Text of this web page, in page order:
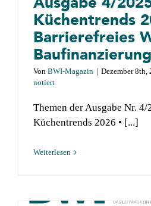
Küchentrends
Barrierefreies
Von BWI-Magazin | Dezember 8th,
notiert
Themen der Ausgabe Nr. 4/
Küchentrends 2026 • [...]
Weiterlesen